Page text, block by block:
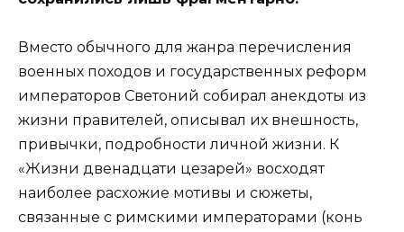
Вместо обычного для жанра перечисления
военных походов и государственных реформ
императоров Светоний собирал анекдоты из
жизни правителей, описывал их внешность,
привычки, подробности личной жизни. К
«Жизни двенадцати цезарей» восходят
наиболее расхожие мотивы и сюжеты,
связанные с римскими императорами (конь